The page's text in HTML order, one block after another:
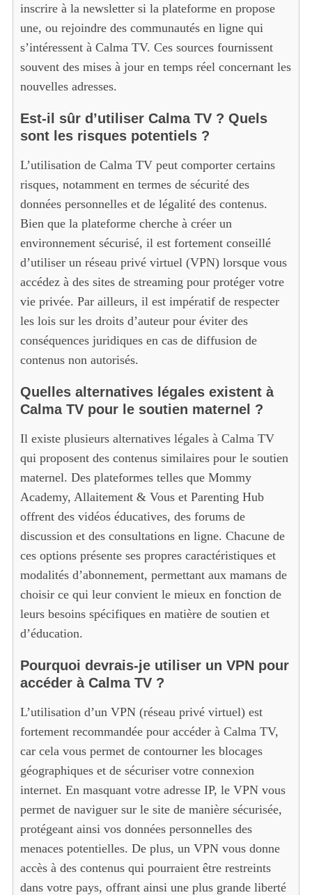
inscrire à la newsletter si la plateforme en propose
une, ou rejoindre des communautés en ligne qui
s’intéressent à Calma TV. Ces sources fournissent
souvent des mises à jour en temps réel concernant les
nouvelles adresses.
Est-il sûr d’utiliser Calma TV ? Quels
sont les risques potentiels ?
L’utilisation de Calma TV peut comporter certains
risques, notamment en termes de sécurité des
données personnelles et de légalité des contenus.
Bien que la plateforme cherche à créer un
environnement sécurisé, il est fortement conseillé
d’utiliser un réseau privé virtuel (VPN) lorsque vous
accédez à des sites de streaming pour protéger votre
vie privée. Par ailleurs, il est impératif de respecter
les lois sur les droits d’auteur pour éviter des
conséquences juridiques en cas de diffusion de
contenus non autorisés.
Quelles alternatives légales existent à
Calma TV pour le soutien maternel ?
Il existe plusieurs alternatives légales à Calma TV
qui proposent des contenus similaires pour le soutien
maternel. Des plateformes telles que Mommy
Academy, Allaitement & Vous et Parenting Hub
offrent des vidéos éducatives, des forums de
discussion et des consultations en ligne. Chacune de
ces options présente ses propres caractéristiques et
modalités d’abonnement, permettant aux mamans de
choisir ce qui leur convient le mieux en fonction de
leurs besoins spécifiques en matière de soutien et
d’éducation.
Pourquoi devrais-je utiliser un VPN pour
accéder à Calma TV ?
L’utilisation d’un VPN (réseau privé virtuel) est
fortement recommandée pour accéder à Calma TV,
car cela vous permet de contourner les blocages
géographiques et de sécuriser votre connexion
internet. En masquant votre adresse IP, le VPN vous
permet de naviguer sur le site de manière sécurisée,
protégeant ainsi vos données personnelles des
menaces potentielles. De plus, un VPN vous donne
accès à des contenus qui pourraient être restreints
dans votre pays, offrant ainsi une plus grande liberté